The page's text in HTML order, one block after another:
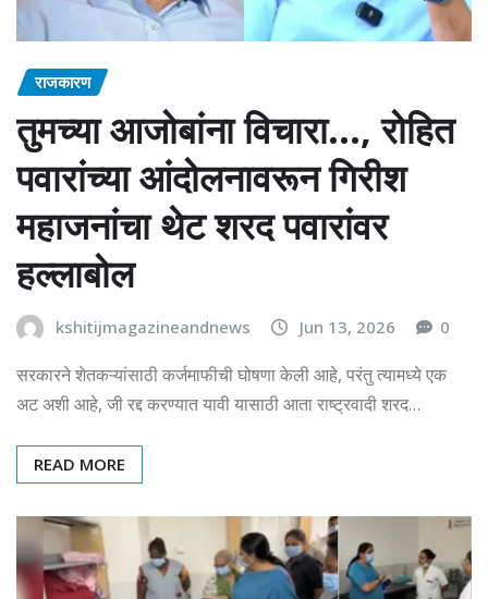
राजकारण
तुमच्या आजोबांना विचारा…, रोहित
पवारांच्या आंदोलनावरून गिरीश
महाजनांचा थेट शरद पवारांवर
हल्लाबोल
kshitijmagazineandnews Jun 13, 2026 0
सरकारने शेतकऱ्यांसाठी कर्जमाफीची घोषणा केली आहे, परंतु त्यामध्ये एक
अट अशी आहे, जी रद्द करण्यात यावी यासाठी आता राष्ट्रवादी शरद…
READ MORE